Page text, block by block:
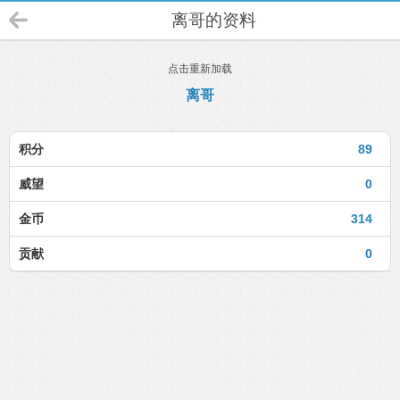
离哥的资料
点击重新加载
离哥
89
积分
0
威望
314
金币
0
贡献